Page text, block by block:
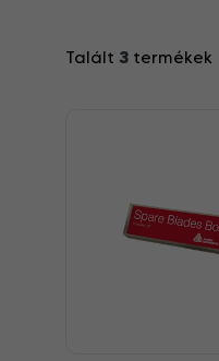
Talált 3termékek